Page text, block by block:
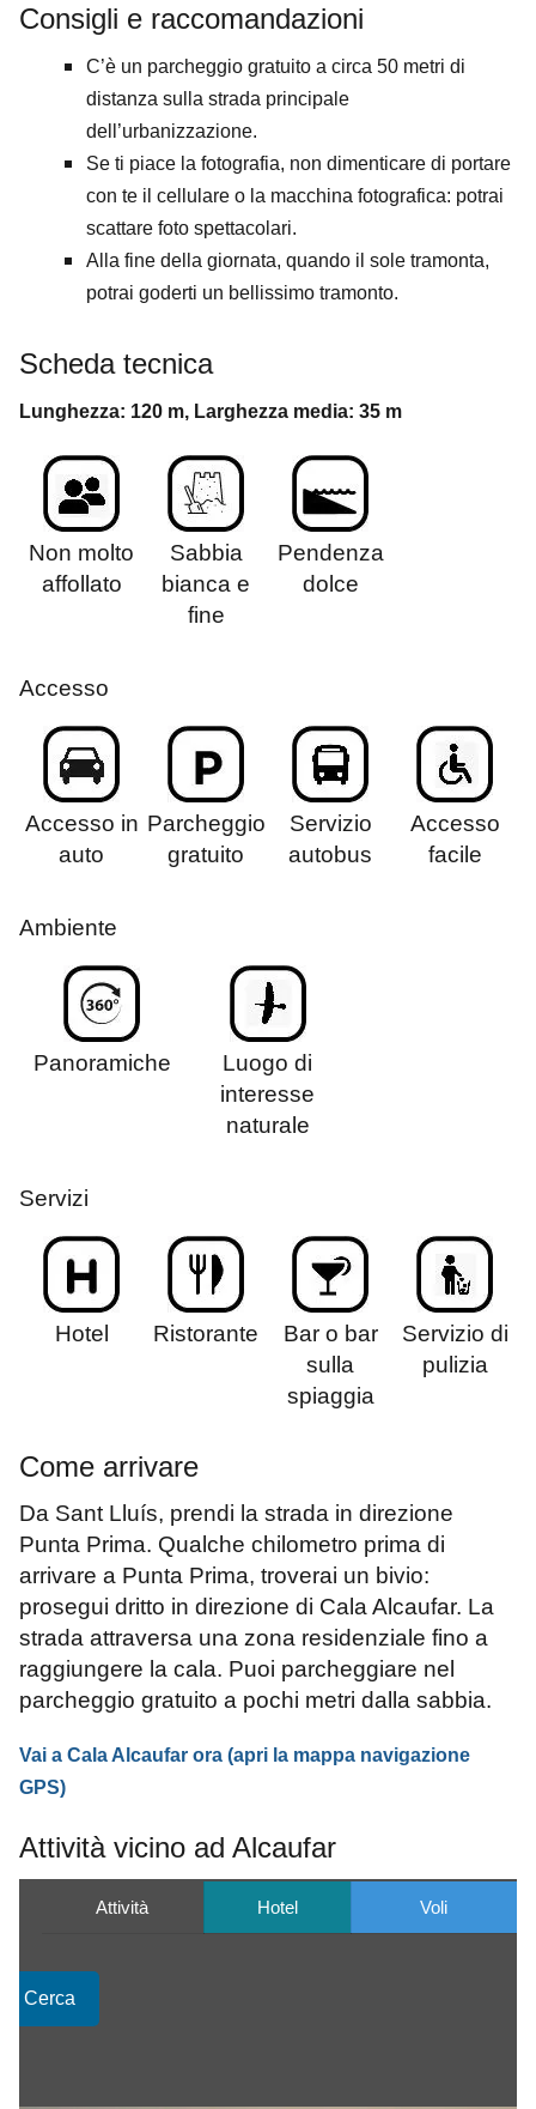
Consigli e raccomandazioni
C’è un parcheggio gratuito a circa 50 metri di
distanza sulla strada principale
dell’urbanizzazione.
Se ti piace la fotografia, non dimenticare di portare
con te il cellulare o la macchina fotografica: potrai
scattare foto spettacolari.
Alla fine della giornata, quando il sole tramonta,
potrai goderti un bellissimo tramonto.
Scheda tecnica
Lunghezza: 120 m, Larghezza media: 35 m
Non molto
affollato
Sabbia
bianca e
fine
Pendenza
dolce
Accesso
Accesso in
auto
Parcheggio
gratuito
Servizio
autobus
Accesso
facile
Ambiente
Panoramiche
Luogo di
interesse
naturale
Servizi
Hotel Ristorante
Bar o bar
sulla
spiaggia
Servizio di
pulizia
Come arrivare
Da Sant Lluís, prendi la strada in direzione
Punta Prima. Qualche chilometro prima di
arrivare a Punta Prima, troverai un bivio:
prosegui dritto in direzione di Cala Alcaufar. La
strada attraversa una zona residenziale fino a
raggiungere la cala. Puoi parcheggiare nel
parcheggio gratuito a pochi metri dalla sabbia.
Vai a Cala Alcaufar ora (apri la mappa navigazione
GPS)
Attività vicino ad Alcaufar
Attività Hotel Voli
Cerca